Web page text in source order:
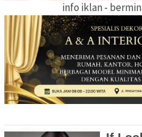
info iklan -